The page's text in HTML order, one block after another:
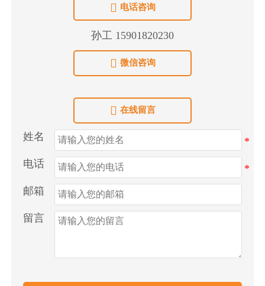
 电话咨询
孙工 15901820230
 微信咨询
 在线留言
姓名
电话
邮箱
留言